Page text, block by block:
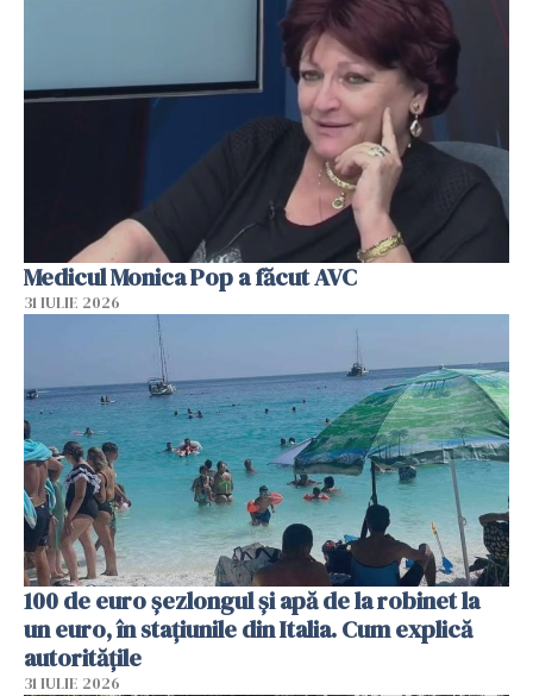
Medicul Monica Pop a făcut AVC
31 IULIE 2026
100 de euro șezlongul și apă de la robinet la
un euro, în stațiunile din Italia. Cum explică
autoritățile
31 IULIE 2026